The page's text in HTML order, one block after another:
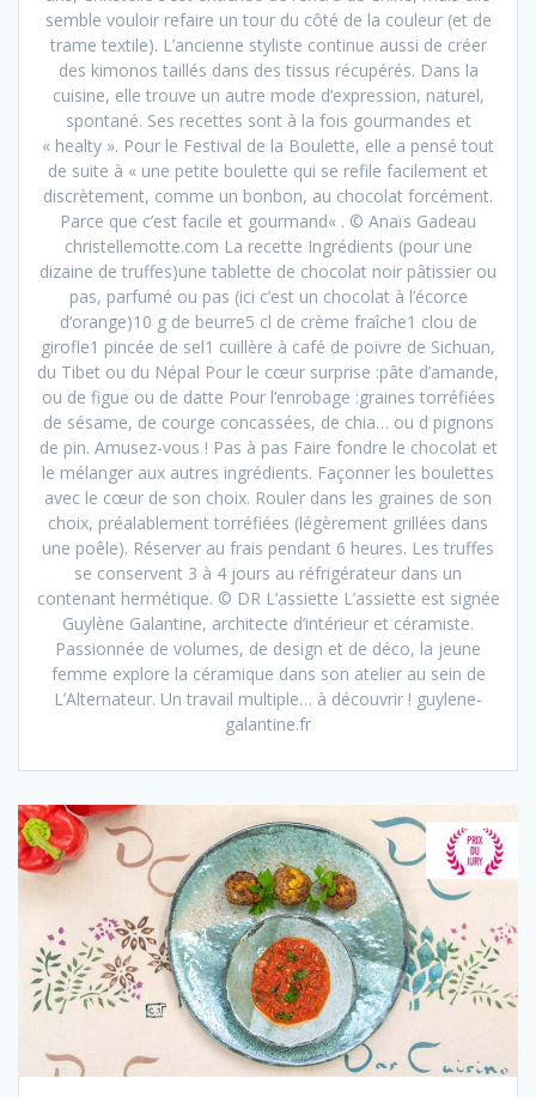
semble vouloir refaire un tour du côté de la couleur (et de
trame textile). L’ancienne styliste continue aussi de créer
des kimonos taillés dans des tissus récupérés. Dans la
cuisine, elle trouve un autre mode d’expression, naturel,
spontané. Ses recettes sont à la fois gourmandes et
« healty ». Pour le Festival de la Boulette, elle a pensé tout
de suite à « une petite boulette qui se refile facilement et
discrètement, comme un bonbon, au chocolat forcément.
Parce que c’est facile et gourmand« . © Anaïs Gadeau
christellemotte.com La recette Ingrédients (pour une
dizaine de truffes)une tablette de chocolat noir pâtissier ou
pas, parfumé ou pas (ici c’est un chocolat à l’écorce
d’orange)10 g de beurre5 cl de crème fraîche1 clou de
girofle1 pincée de sel1 cuillère à café de poivre de Sichuan,
du Tibet ou du Népal Pour le cœur surprise :pâte d’amande,
ou de figue ou de datte Pour l’enrobage :graines torréfiées
de sésame, de courge concassées, de chia… ou d pignons
de pin. Amusez-vous ! Pas à pas Faire fondre le chocolat et
le mélanger aux autres ingrédients. Façonner les boulettes
avec le cœur de son choix. Rouler dans les graines de son
choix, préalablement torréfiées (légèrement grillées dans
une poêle). Réserver au frais pendant 6 heures. Les truffes
se conservent 3 à 4 jours au réfrigérateur dans un
contenant hermétique. © DR L’assiette L’assiette est signée
Guylène Galantine, architecte d’intérieur et céramiste.
Passionnée de volumes, de design et de déco, la jeune
femme explore la céramique dans son atelier au sein de
L’Alternateur. Un travail multiple… à découvrir ! guylene-
galantine.fr